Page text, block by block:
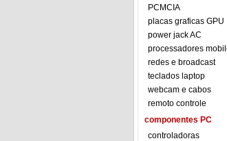
PCMCIA
placas graficas GPU
power jack AC
processadores
redes e broadcast
teclados laptop
webcam e cabos
remoto controle
componentes PC
controladoras